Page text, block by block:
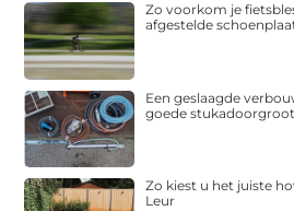
Zo voorkom je
afgestelde
Een geslaagde
goede
Zo kiest u het juiste
Leur